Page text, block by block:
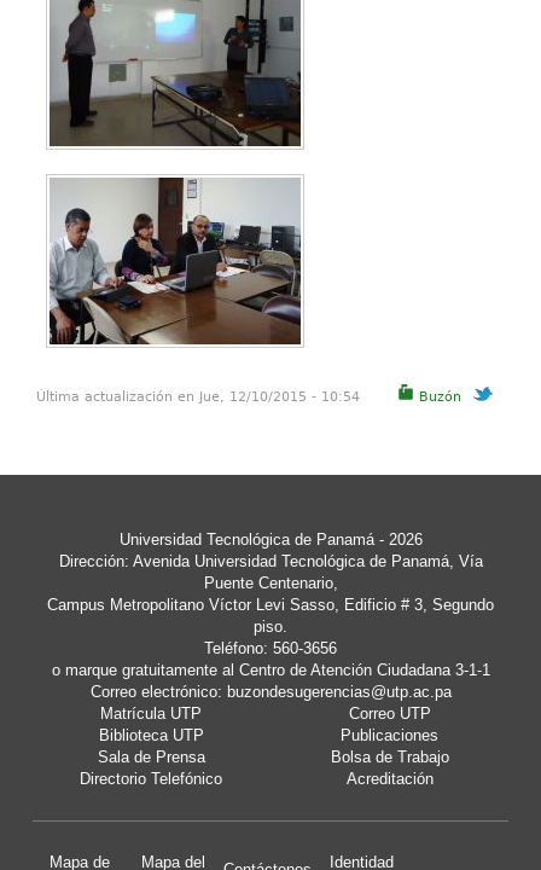
Buzón
Última actualización en Jue, 12/10/2015 - 10:54
Universidad Tecnológica de Panamá- 2026
Dirección: Avenida Universidad Tecnológica de Panamá, Vía
Puente Centenario,
Campus Metropolitano Víctor Levi Sasso, Edificio # 3, Segundo
piso.
Teléfono: 560-3656
o marque gratuitamente al Centro de Atención Ciudadana 3-1-1
Correo electrónico: buzondesugerencias@utp.ac.pa
Matrícula UTP
Correo UTP
Biblioteca UTP
Publicaciones
Sala de Prensa
Bolsa de Trabajo
Directorio Telefónico
Acreditación
Mapa de Mapa del Identidad